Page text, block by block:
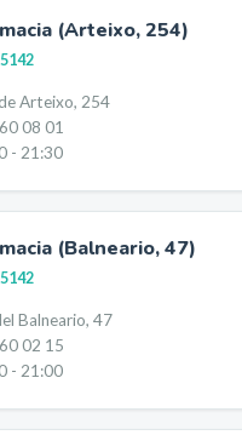
(Arteixo, 254)
Arteixo, 254
08 01
- 21:30
(Balneario, 47)
Balneario, 47
02 15
- 21:00